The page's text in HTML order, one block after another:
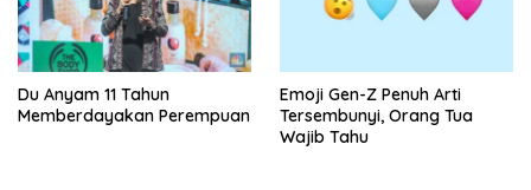
Du Anyam 11 Tahun
Memberdayakan Perempuan
Emoji Gen-Z Penuh Arti
Tersembunyi, Orang Tua
Wajib Tahu